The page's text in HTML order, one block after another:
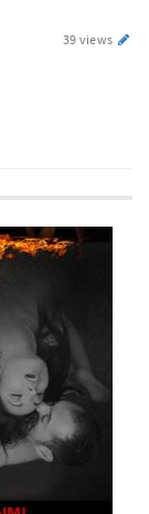
39 views